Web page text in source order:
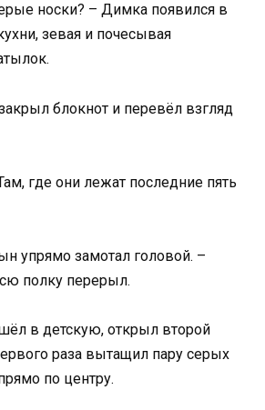
носки? – Димка появился в
зевая и почесывая
блокнот и перевёл взгляд
где они лежат последние пять
упрямо замотал головой. –
полку перерыл.
в детскую, открыл второй
раза вытащил пару серых
по центру.